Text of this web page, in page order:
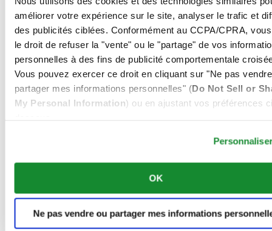
améliorer votre expérience sur le site, analyser le trafic et
des publicités ciblées. Conformément au CCPA/CPRA,
le droit de refuser la "vente" ou le "partage" de vos
personnelles à des fins de publicité comportementale
Vous pouvez exercer ce droit en cliquant sur "Ne pas
partager mes informations personnelles" (Do Not Sell or
My Personal Information) ou en ajustant vos préférences
OK
Ne pas vendre ou partager mes informations
Allemagne
Autriche
Belgique
Dutch
Français
Chine
English
简体中文
Danemark
Irlande
Français
Pays-Bas